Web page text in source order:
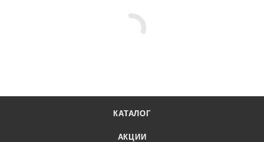
КАТАЛОГ
АКЦИИ